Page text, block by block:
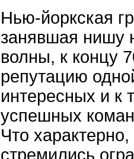
Нью-йоркская
занявшая нишу
волны, к концу
репутацию
интересных и к
успешных
Что
стремились